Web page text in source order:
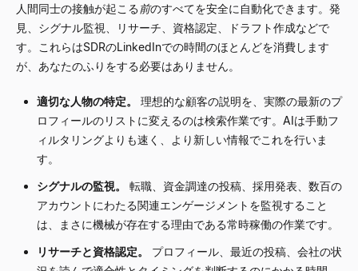
人間同士の接触が起こる前のすべてを安全に自動化できます。発
見、シグナル監視、リサーチ、資格認定、ドラフト作成などで
す。これらはSDRのLinkedInでの時間のほとんどを消費します
が、あなたのふりをする必要はありません。
適切な人物の特定。
理想的な顧客の説明を、実際の最新のプ
ロフィールのリストに変えるのは検索作業です。AIは手動フ
ィルタリングよりも速く、より新しい情報でこれを行いま
す。
シグナルの監視。
転職、資金調達の投稿、採用発表、数百の
アカウントにわたる関連エンゲージメントを監視すること
は、まさに機械が存在する理由である常時稼働の作業です。
リサーチと資格認定。
プロフィール、最近の投稿、会社の状